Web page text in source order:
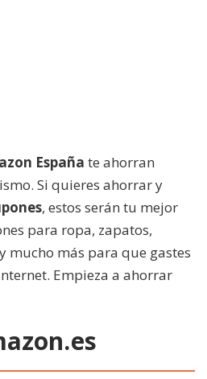
España te ahorran
Si quieres ahorrar y
, estos serán tu mejor
para ropa, zapatos,
mucho más para que gastes
Empieza a ahorrar